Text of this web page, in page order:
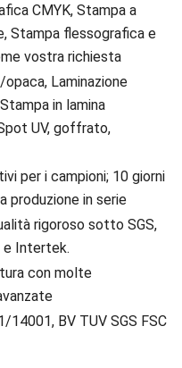
CMYK, Stampa a
Stampa flessografica e
vostra richiesta
Laminazione
in lamina
UV, goffrato,
per i campioni; 10 giorni
produzione in serie
rigoroso sotto SGS,
e Intertek.
con molte
14001, BV TUV SGS FSC